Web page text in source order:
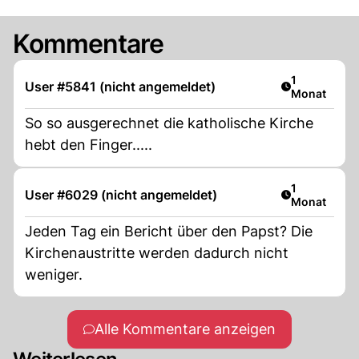
Kommentare
User #5841 (nicht angemeldet) Artikel
1
Monat
So so ausgerechnet die katholische Kirche
hebt den Finger.....
User #6029 (nicht angemeldet) Artikel
1
Monat
Jeden Tag ein Bericht über den Papst? Die
Kirchenaustritte werden dadurch nicht
weniger.
Alle Kommentare anzeigen